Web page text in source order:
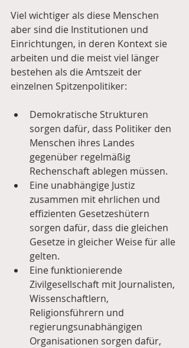
Viel wichtiger als diese Menschen
aber sind die Institutionen und
Einrichtungen, in deren Kontext sie
arbeiten und die meist viel länger
bestehen als die Amtszeit der
einzelnen Spitzenpolitiker:
Demokratische Strukturen
sorgen dafür, dass Politiker den
Menschen ihres Landes
gegenüber regelmäßig
Rechenschaft ablegen müssen.
Eine unabhängige Justiz
zusammen mit ehrlichen und
effizienten Gesetzeshütern
sorgen dafür, dass die gleichen
Gesetze in gleicher Weise für alle
gelten.
Eine funktionierende
Zivilgesellschaft mit Journalisten,
Wissenschaftlern,
Religionsführern und
regierungsunabhängigen
Organisationen sorgen dafür,